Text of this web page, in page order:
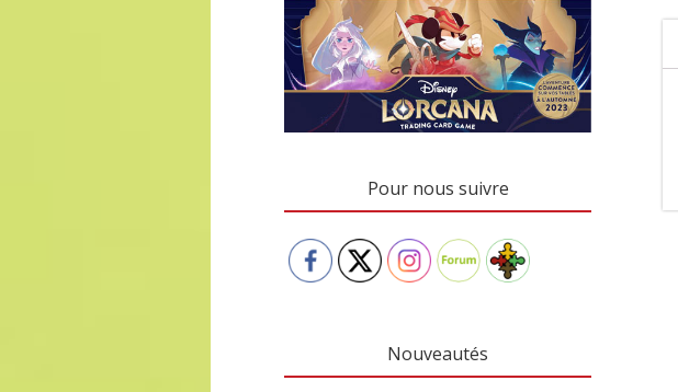
Pour nous suivre
Nouveautés